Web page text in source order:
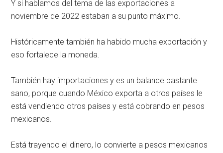
Y si hablamos del tema de las exportaciones a
noviembre de 2022 estaban a su punto máximo.
Históricamente también ha habido mucha exportación y
eso fortalece la moneda.
También hay importaciones y es un balance bastante
sano, porque cuando México exporta a otros países le
está vendiendo otros países y está cobrando en pesos
mexicanos.
Está trayendo el dinero, lo convierte a pesos mexicanos